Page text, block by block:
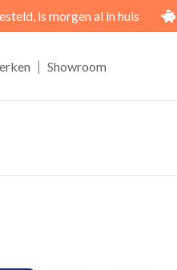
is morgen al in huis
| Showroom